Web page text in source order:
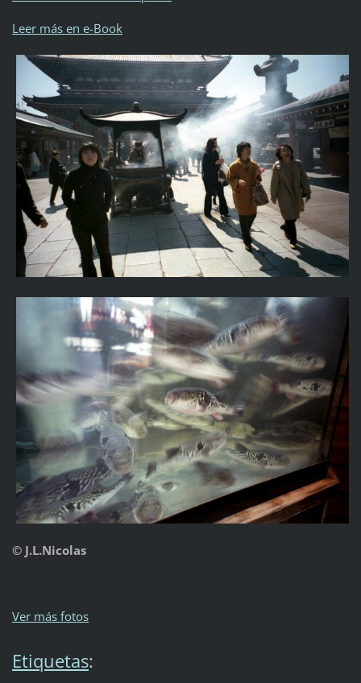
Leer más en e-Book
© J.L.Nicolas
Ver más fotos
Etiquetas: